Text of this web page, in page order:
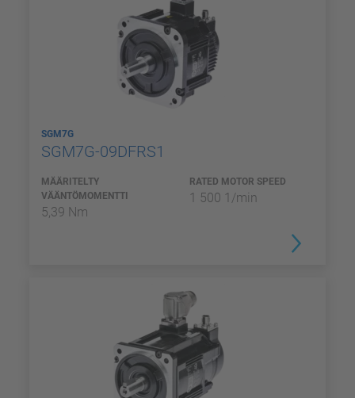
SGM7G
SGM7G-09DFRS1
MÄÄRITELTY
VÄÄNTÖMOMENTTI
5,39 Nm
RATED MOTOR SPEED
1 500 1/min